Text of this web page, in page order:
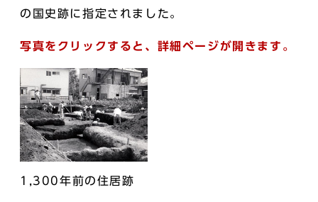
の国史跡に指定されました。
写真をクリックすると、詳細ページが開きます。
1,300年前の住居跡